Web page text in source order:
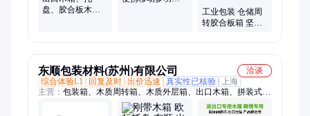
盘、胶合板木包
工业包装 仓储周
转胶合板箱 坚固
东顺包装材料(苏州)有限公司
洽谈
综合体验L1
回复及时 出价迅速 真实性已核验
上海
主营： 包装箱、木质周转箱、木质外层箱、出口木箱、拼装式钢
边木箱、精密仪器木箱包装、可拆卸木箱包装、欧标托盘、钢带